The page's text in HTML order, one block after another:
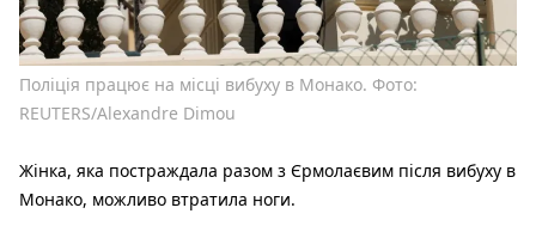
Поліція працює на місці вибуху в Монако. Фото:
REUTERS/Alexandre Dimou
Жінка, яка постраждала разом з Єрмолаєвим після вибуху в
Монако, можливо втратила ноги.